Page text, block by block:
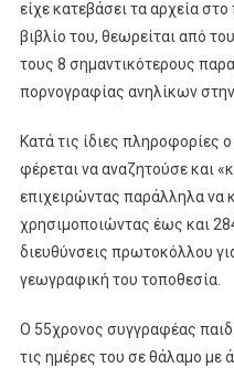
είχε κατεβάσει τα αρχεία
βιβλίο του, θεωρείται από
τους 8 σημαντικότερους
πορνογραφίας ανηλίκων
Κατά τις ίδιες πληροφορίες
φέρεται να αναζητούσε και
επιχειρώντας παράλληλα να
χρησιμοποιώντας έως και
διευθύνσεις πρωτοκόλλου
γεωγραφική του τοποθεσία.
Ο 55χρονος συγγραφέας
τις ημέρες του σε θάλαμο με